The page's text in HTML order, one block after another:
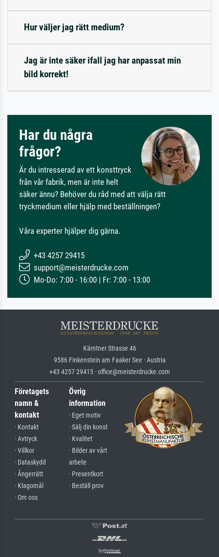
Hur väljer jag rätt medium?
Jag är inte säker ifall jag har anpassat min
bild korrekt!
Har du några
frågor?
Är du intresserad av ett konsttryck
från vår fabrik, men är inte helt
säker ännu? Behöver du råd med att välja rätt
tryckmedium eller hjälp med beställningen?
Våra experter hjälper dig gärna.
+43 4257 29415
support@meisterdrucke.com
Mo-Do: 7:00 - 16:00 | Fr: 7:00 - 13:00
Kärntner Strasse 46
9586 Finkenstein am Faaker See · Austria
+43 4257 29415 · office@meisterdrucke.com
Företagets
namn &
kontakt
· Kontakt
· Avtryck
· Villkor
· Dataskydd
· Ångerrätt
· Klagomål
· Om oss
Övrig
information
· Eget motiv
· Sälj din konst
· Kvalitet
· Bilder av vårt
arbete
· Presentkort
· Beställ prov